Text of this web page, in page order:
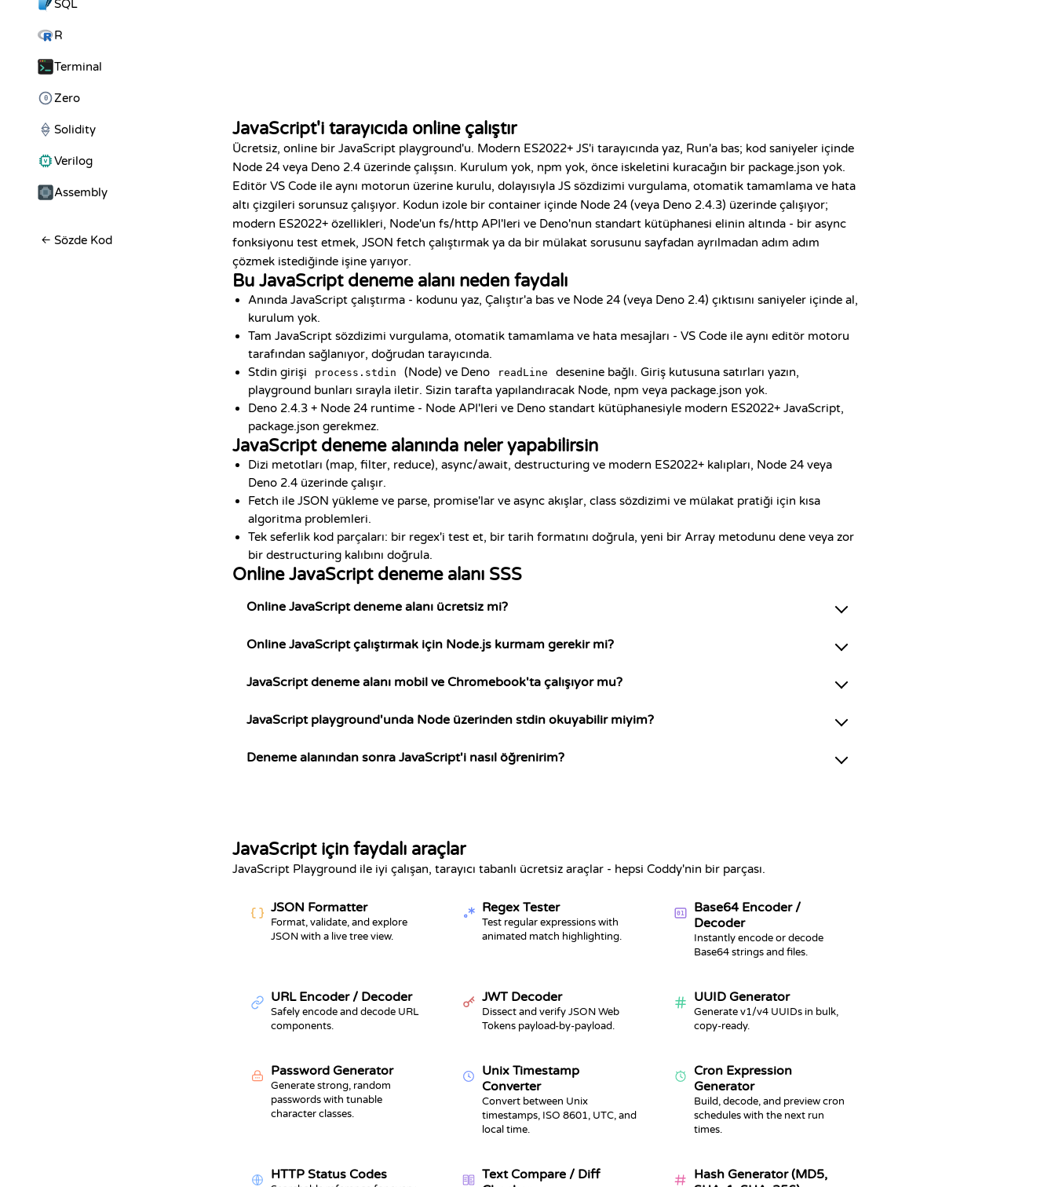
SQL
R
Terminal
Zero
Solidity
Verilog
Assembly
← Sözde Kod
JavaScript'i tarayıcıda online çalıştır
Ücretsiz, online bir JavaScript playground'u. Modern ES2022+ JS'i tarayıcında yaz, Run'a bas; kod saniyeler içinde
Node 24 veya Deno 2.4 üzerinde çalışsın. Kurulum yok, npm yok, önce iskeletini kuracağın bir package.json yok.
Editör VS Code ile aynı motorun üzerine kurulu, dolayısıyla JS sözdizimi vurgulama, otomatik tamamlama ve hata
altı çizgileri sorunsuz çalışıyor. Kodun izole bir container içinde Node 24 (veya Deno 2.4.3) üzerinde çalışıyor;
modern ES2022+ özellikleri, Node'un fs/http API'leri ve Deno'nun standart kütüphanesi elinin altında - bir async
fonksiyonu test etmek, JSON fetch çalıştırmak ya da bir mülakat sorusunu sayfadan ayrılmadan adım adım
çözmek istediğinde işine yarıyor.
Bu JavaScript deneme alanı neden faydalı
Anında JavaScript çalıştırma - kodunu yaz, Çalıştır'a bas ve Node 24 (veya Deno 2.4) çıktısını saniyeler içinde al,
kurulum yok.
Tam JavaScript sözdizimi vurgulama, otomatik tamamlama ve hata mesajları - VS Code ile aynı editör motoru
tarafından sağlanıyor, doğrudan tarayıcında.
Stdin girişi
process.stdin (Node) ve Deno readLine
desenine bağlı. Giriş kutusuna satırları yazın,
playground bunları sırayla iletir. Sizin tarafta yapılandıracak Node, npm veya package.json yok.
Deno 2.4.3 + Node 24 runtime - Node API'leri ve Deno standart kütüphanesiyle modern ES2022+ JavaScript,
package.json gerekmez.
JavaScript deneme alanında neler yapabilirsin
Dizi metotları (map, filter, reduce), async/await, destructuring ve modern ES2022+ kalıpları, Node 24 veya
Deno 2.4 üzerinde çalışır.
Fetch ile JSON yükleme ve parse, promise'lar ve async akışlar, class sözdizimi ve mülakat pratiği için kısa
algoritma problemleri.
Tek seferlik kod parçaları: bir regex'i test et, bir tarih formatını doğrula, yeni bir Array metodunu dene veya zor
bir destructuring kalıbını doğrula.
Online JavaScript deneme alanı SSS
Online JavaScript deneme alanı ücretsiz mi?
Online JavaScript çalıştırmak için Node.js kurmam gerekir mi?
JavaScript deneme alanı mobil ve Chromebook'ta çalışıyor mu?
JavaScript playground'unda Node üzerinden stdin okuyabilir miyim?
Deneme alanından sonra JavaScript'i nasıl öğrenirim?
JavaScript için faydalı araçlar
JavaScript Playground ile iyi çalışan, tarayıcı tabanlı ücretsiz araçlar - hepsi Coddy'nin bir parçası.
JSON Formatter
Format, validate, and explore
JSON with a live tree view.
Regex Tester
Test regular expressions with
animated match highlighting.
01
Base64 Encoder /
Decoder
Instantly encode or decode
Base64 strings and files.
URL Encoder / Decoder
Safely encode and decode URL
components.
JWT Decoder
Dissect and verify JSON Web
Tokens payload-by-payload.
UUID Generator
Generate v1/v4 UUIDs in bulk,
copy-ready.
Password Generator
Generate strong, random
passwords with tunable
character classes.
Unix Timestamp
Converter
Convert between Unix
timestamps, ISO 8601, UTC, and
local time.
Cron Expression
Generator
Build, decode, and preview cron
schedules with the next run
times.
HTTP Status Codes
Text Compare / Diff
Hash Generator (MD5,